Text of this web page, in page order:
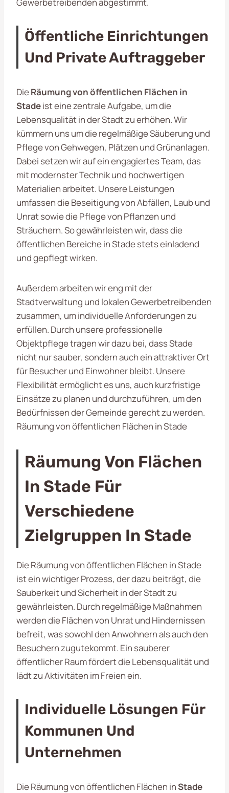
Öffentliche Einrichtungen
Und Private Auftraggeber
DieRäumung von öffentlichen Flächen in
Stadeist eine zentrale Aufgabe, um die
Lebensqualität in der Stadt zu erhöhen. Wir
kümmern uns um die regelmäßige Säuberung und
Pflege von Gehwegen, Plätzen und Grünanlagen.
Dabei setzen wir auf ein engagiertes Team, das
mit modernster Technik und hochwertigen
Materialien arbeitet. Unsere Leistungen
umfassen die Beseitigung von Abfällen, Laub und
Unrat sowie die Pflege von Pflanzen und
Sträuchern. So gewährleisten wir, dass die
öffentlichen Bereiche in Stade stets einladend
und gepflegt wirken.
Außerdem arbeiten wir eng mit der
Stadtverwaltung und lokalen Gewerbetreibenden
zusammen, um individuelle Anforderungen zu
erfüllen. Durch unsere professionelle
Objektpflege tragen wir dazu bei, dass Stade
nicht nur sauber, sondern auch ein attraktiver Ort
für Besucher und Einwohner bleibt. Unsere
Flexibilität ermöglicht es uns, auch kurzfristige
Einsätze zu planen und durchzuführen, um den
Bedürfnissen der Gemeinde gerecht zu werden.
Räumung von öffentlichen Flächen in Stade
Räumung Von Flächen
In Stade Für
Verschiedene
Zielgruppen In Stade
Die Räumung von öffentlichen Flächen in Stade
ist ein wichtiger Prozess, der dazu beiträgt, die
Sauberkeit und Sicherheit in der Stadt zu
gewährleisten. Durch regelmäßige Maßnahmen
werden die Flächen von Unrat und Hindernissen
befreit, was sowohl den Anwohnern als auch den
Besuchern zugutekommt. Ein sauberer
öffentlicher Raum fördert die Lebensqualität und
lädt zu Aktivitäten im Freien ein.
Individuelle Lösungen Für
Kommunen Und
Unternehmen
Die Räumung von öffentlichen Flächen inStade